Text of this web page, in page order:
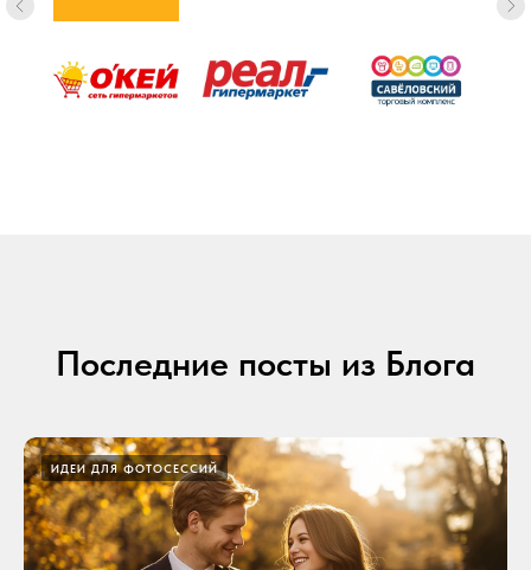
Последние посты из Блога
ИДЕИ ДЛЯ ФОТОСЕССИЙ